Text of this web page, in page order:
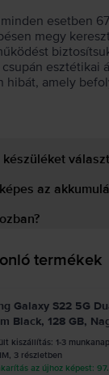
esetben 67
megy
esztétikai
hibát, amely
az
termékek
Galaxy S22 5G
Black, 128 GB,
kiszállítás: 1-3 munkanap
3 részletben
az újhoz képest: